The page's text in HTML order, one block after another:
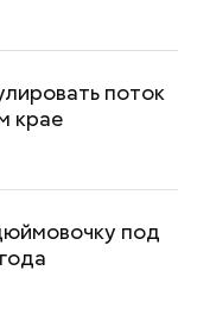
поток
крае
под